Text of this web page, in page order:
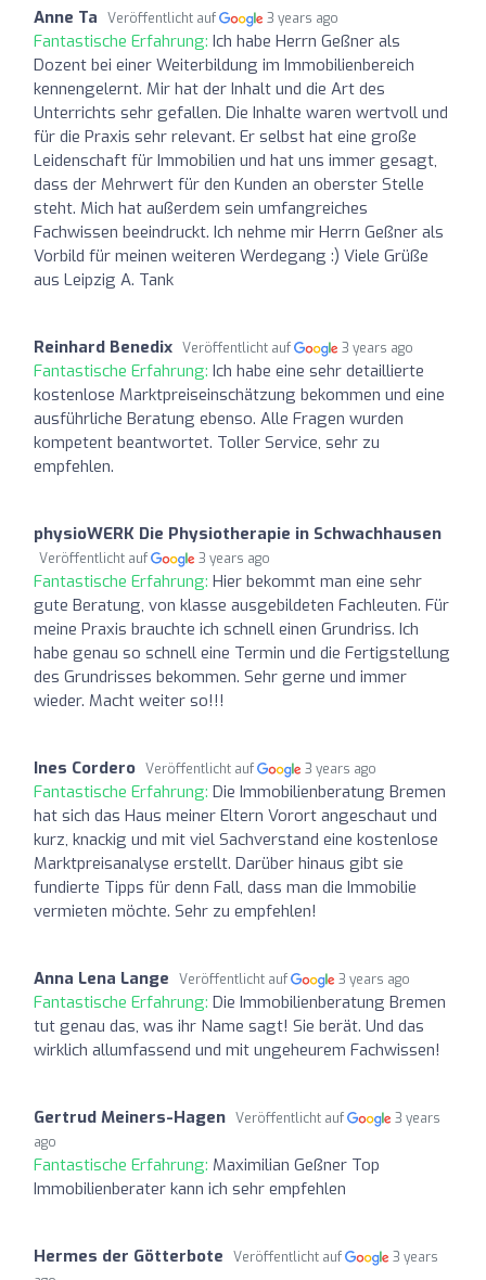
Anne Ta Veröffentlicht auf 3 years ago
Fantastische Erfahrung: Ich habe Herrn Geßner als
Dozent bei einer Weiterbildung im Immobilienbereich
kennengelernt. Mir hat der Inhalt und die Art des
Unterrichts sehr gefallen. Die Inhalte waren wertvoll und
für die Praxis sehr relevant. Er selbst hat eine große
Leidenschaft für Immobilien und hat uns immer gesagt,
dass der Mehrwert für den Kunden an oberster Stelle
steht. Mich hat außerdem sein umfangreiches
Fachwissen beeindruckt. Ich nehme mir Herrn Geßner als
Vorbild für meinen weiteren Werdegang :) Viele Grüße
aus Leipzig A. Tank
Reinhard Benedix Veröffentlicht auf 3 years ago
Fantastische Erfahrung: Ich habe eine sehr detaillierte
kostenlose Marktpreiseinschätzung bekommen und eine
ausführliche Beratung ebenso. Alle Fragen wurden
kompetent beantwortet. Toller Service, sehr zu
empfehlen.
physioWERK Die Physiotherapie in Schwachhausen
Veröffentlicht auf 3 years ago
Fantastische Erfahrung: Hier bekommt man eine sehr
gute Beratung, von klasse ausgebildeten Fachleuten. Für
meine Praxis brauchte ich schnell einen Grundriss. Ich
habe genau so schnell eine Termin und die Fertigstellung
des Grundrisses bekommen. Sehr gerne und immer
wieder. Macht weiter so!!!
Ines Cordero Veröffentlicht auf 3 years ago
Fantastische Erfahrung: Die Immobilienberatung Bremen
hat sich das Haus meiner Eltern Vorort angeschaut und
kurz, knackig und mit viel Sachverstand eine kostenlose
Marktpreisanalyse erstellt. Darüber hinaus gibt sie
fundierte Tipps für denn Fall, dass man die Immobilie
vermieten möchte. Sehr zu empfehlen!
Anna Lena Lange Veröffentlicht auf 3 years ago
Fantastische Erfahrung: Die Immobilienberatung Bremen
tut genau das, was ihr Name sagt! Sie berät. Und das
wirklich allumfassend und mit ungeheurem Fachwissen!
Gertrud Meiners-Hagen Veröffentlicht auf
3 years
ago
Fantastische Erfahrung: Maximilian Geßner Top
Immobilienberater kann ich sehr empfehlen
Hermes der Götterbote Veröffentlicht auf
3 years